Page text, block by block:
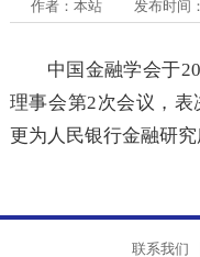
作者：本站发布时
中国金融学会于
理事会第2次会议，
更为人民银行金融研